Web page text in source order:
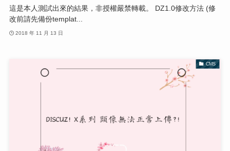
這是本人測試出來的結果，非授權嚴禁轉載。 DZ1.0修改方法 (修
改前請先備份templat...
2018 年 11 月 13 日
CMS